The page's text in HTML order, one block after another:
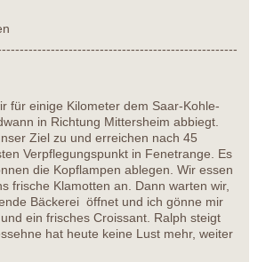
für einige Kilometer dem Saar-Kohle-
in Richtung Mittersheim abbiegt.
Ziel zu und erreichen nach 45
Verpflegungspunkt in Fenetrange. Es
die Kopflampen ablegen. Wir essen
frische Klamotten an. Dann warten wir,
Bäckerei öffnet und ich gönne mir
ein frisches Croissant. Ralph steigt
hat heute keine Lust mehr, weiter